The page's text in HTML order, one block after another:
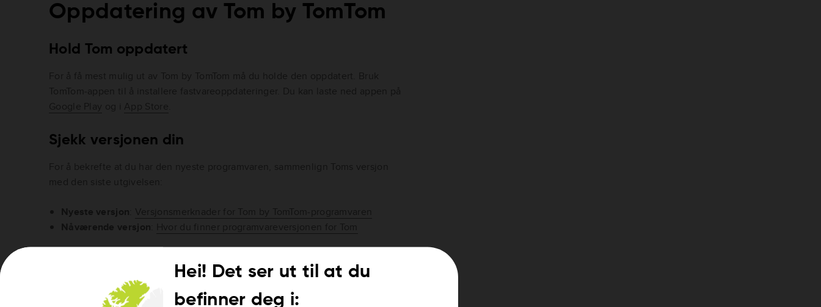
Oppdatering av Tom by TomTom
Hold Tom oppdatert
Sjekk versjonen din
Før du oppdaterer, må du sørge for at Tom har nok strøm. Hvis lysene nederst på
enheten blinker rødt, er batteriet svakt. Lad Tom før du starter.
Hei! Det ser ut til at du
befinner deg i: